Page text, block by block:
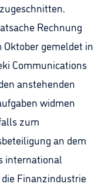
Rechnung
Oktober gemeldet in
Communications
anstehenden
widmen
zum
an dem
international
Finanzindustrie